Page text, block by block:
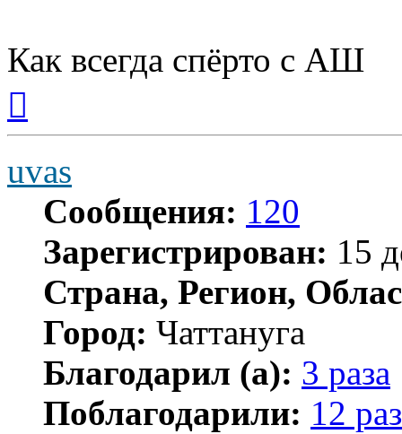
Как всегда спёрто с АШ
началу
uvas
Сообщения: 120
Зарегистрирован: 15
Страна, Регион,
Город: Чаттануга
Благодарил (а): 3 раза
Поблагодарили: 12 раз